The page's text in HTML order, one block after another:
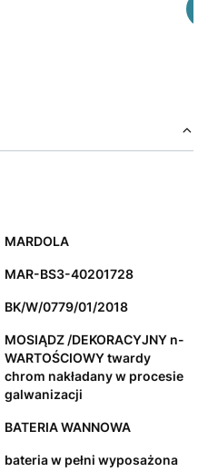
MARDOLA
MAR-BS3-40201728
BK/W/0779/01/2018
MOSIĄDZ /DEKORACYJNY n-
WARTOŚCIOWY twardy
chrom nakładany w procesie
galwanizacji
BATERIA WANNOWA
bateria w pełni wyposażona